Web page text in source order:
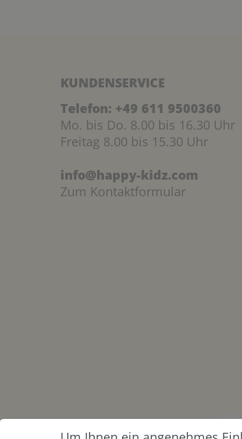
KUNDENSERVICE
Telefon: +49 611 9500360
Mo. bis Do. 8.00 bis 16.30 Uhr
Freitag 8.00 bis 15.30 Uhr
info@happy-kidz.com
Zum Kontaktformular